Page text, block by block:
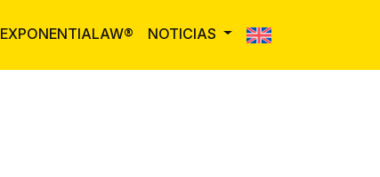
EXPONENTIALAW® NOTICIAS